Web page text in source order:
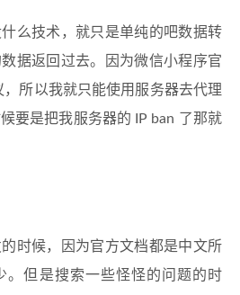
么技术，就只是单纯的吧数据转
据返回过去。因为微信小程序官
所以我就只能使用服务器去代理
要是把我服务器的 IP ban 了那就
时候，因为官方文档都是中文所
。但是搜索一些怪怪的问题的时